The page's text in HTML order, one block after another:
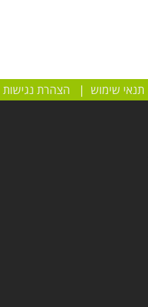
תנאי שימוש | הצהרת נגישות